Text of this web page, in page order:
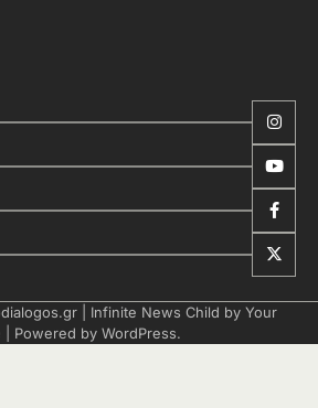
| Infinite News Child by Your
| Powered by WordPress.